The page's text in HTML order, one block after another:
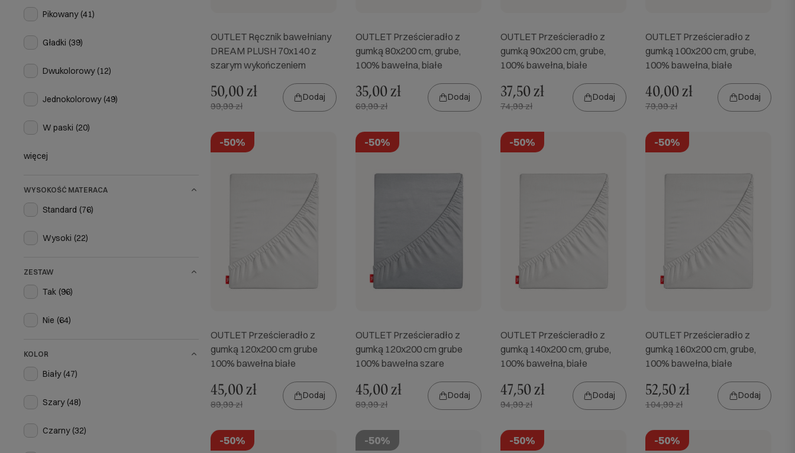
Pikowany (41)
Gładki (39)
Dwukolorowy (12)
Jednokolorowy (49)
W paski (20)
więcej
WYSOKOŚĆ MATERACA
Standard (76)
Wysoki (22)
ZESTAW
Tak (96)
Nie (64)
KOLOR
Biały (47)
Szary (48)
Czarny (32)
OUTLET Ręcznik bawełniany
DREAM PLUSH 70x140 z
szarym wykończeniem
50,00 zł
99,99 zł
Dodaj
OUTLET Prześcieradło z
gumką 80x200 cm, grube,
100% bawełna, białe
35,00 zł
69,99 zł
Dodaj
OUTLET Prześcieradło z
gumką 90x200 cm, grube,
100% bawełna, białe
37,50 zł
74,99 zł
Dodaj
OUTLET Prześcieradło z
gumką 100x200 cm, grube,
100% bawełna, białe
40,00 zł
79,99 zł
Dodaj
-50%
OUTLET Prześcieradło z
gumką 120x200 cm grube
100% bawełna białe
45,00 zł
89,99 zł
Dodaj
-50%
OUTLET Prześcieradło z
gumką 120x200 cm grube
100% bawełna szare
45,00 zł
89,99 zł
Dodaj
-50%
OUTLET Prześcieradło z
gumką 140x200 cm, grube,
100% bawełna, białe
47,50 zł
94,99 zł
Dodaj
-50%
OUTLET Prześcieradło z
gumką 160x200 cm, grube,
100% bawełna, białe
52,50 zł
104,99 zł
Dodaj
-50% -50% -50% -50%